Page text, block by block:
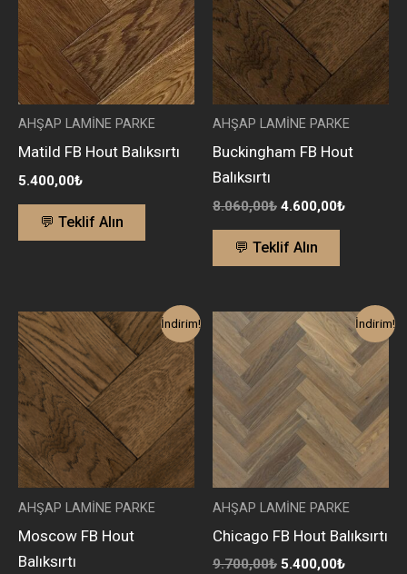
AHŞAP LAMİNE PARKE
Matild FB Hout Balıksırtı
5.400,00₺
💬 Teklif Alın
AHŞAP LAMİNE PARKE
Buckingham FB Hout
Balıksırtı
8.060,00₺ 4.600,00₺
💬 Teklif Alın
İndirim!
AHŞAP LAMİNE PARKE
Moscow FB Hout
Balıksırtı
Orijinal
fiyat:
7.900,00₺.
Şu
andaki
fiyat:
4.450,00₺.
İndirim!
AHŞAP LAMİNE PARKE
Chicago FB Hout Balıksırtı
9.700,00₺
Orijinal
fiyat:
9.700,00₺.
5.400,00₺
Şu
andaki
fiyat: